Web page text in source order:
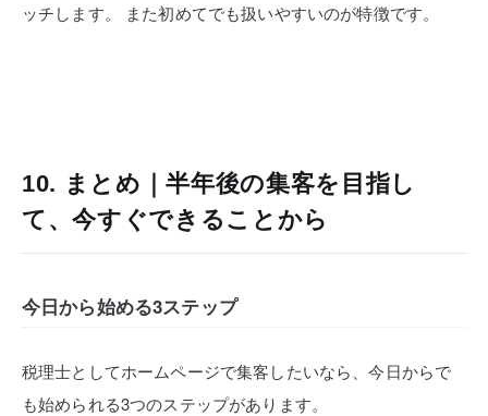
ッチします。
また初めてでも扱いやすいのが特徴です。
10. まとめ｜半年後の集客を目指し
て、今すぐできることから
今日から始める3ステップ
税理士としてホームページで集客したいなら、今日からで
も始められる3つのステップがあります。